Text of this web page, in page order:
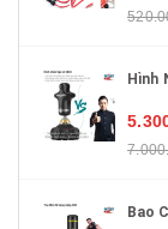
Hình
Bao